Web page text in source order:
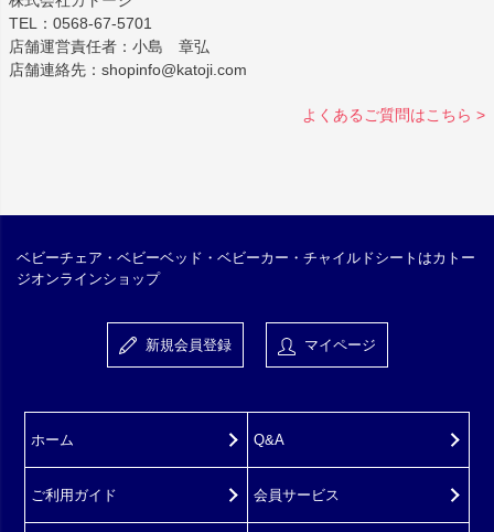
TEL：0568-67-5701
店舗運営責任者：小島 章弘
店舗連絡先：shopinfo@katoji.com
よくあるご質問はこちら >
ベビーチェア・ベビーベッド・ベビーカー・チャイルドシートはカトー
ジオンラインショップ
新規会員登録 マイページ
ホーム
ご利用ガイド
Q&A
会員サービス